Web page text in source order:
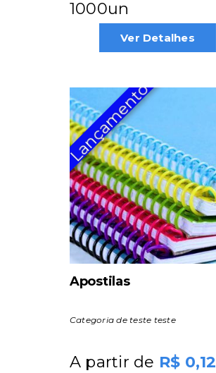
1000un
Ver Detalhes
Apostilas
Categoria de teste teste
A partir de 0,12